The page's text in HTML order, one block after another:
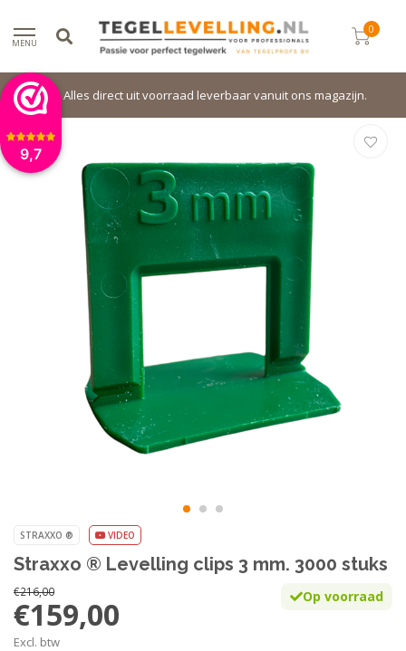
9,7
MENU
0
Alles direct uit voorraad leverbaar vanuit ons magazijn.
STRAXXO ® VIDEO
Straxxo ® Levelling clips 3 mm. 3000 stuks
€216,00
€159,00
Excl. btw
Op voorraad